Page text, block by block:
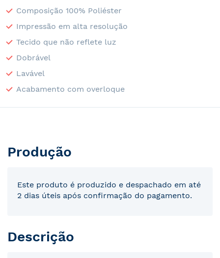
Composição 100% Poliéster
Impressão em alta resolução
Tecido que não reflete luz
Dobrável
Lavável
Acabamento com overloque
Produção
Este produto é produzido e despachado em até
2 dias úteis após confirmação do pagamento.
Descrição